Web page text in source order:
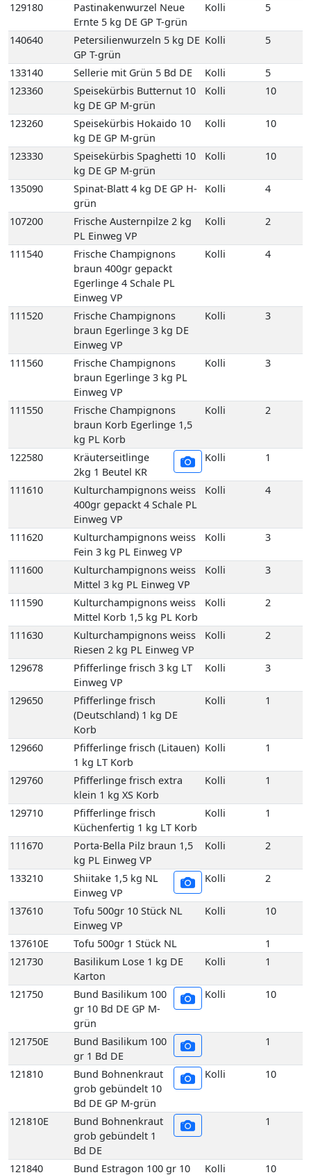
129180
Pastinakenwurzel Neue
Ernte 5 kg DE GP T-grün
Kolli 5
140640
Petersilienwurzeln 5 kg DE
GP T-grün
Kolli 5
133140 Sellerie mit Grün 5 Bd DE Kolli
5
123360
Speisekürbis Butternut 10
kg DE GP M-grün
Kolli 10
123260
Speisekürbis Hokaido 10
kg DE GP M-grün
Kolli 10
123330
Speisekürbis Spaghetti 10
kg DE GP M-grün
Kolli 10
135090
Spinat-Blatt 4 kg DE GP H-
grün
Kolli 4
107200
Frische Austernpilze 2 kg
PL Einweg VP
Kolli 2
111540
Frische Champignons
braun 400gr gepackt
Egerlinge 4 Schale PL
Einweg VP
Kolli 4
111520
Frische Champignons
braun Egerlinge 3 kg DE
Einweg VP
Kolli 3
111560
Frische Champignons
braun Egerlinge 3 kg PL
Einweg VP
Kolli 3
111550
Frische Champignons
braun Korb Egerlinge 1,5
kg PL Korb
Kolli 2
122580
Kräuterseitlinge
2kg 1 Beutel KR
Kolli 1
111610
Kulturchampignons weiss
400gr gepackt 4 Schale PL
Einweg VP
Kolli 4
111620
Kulturchampignons weiss
Fein 3 kg PL Einweg VP
Kolli 3
111600
Kulturchampignons weiss
Mittel 3 kg PL Einweg VP
Kolli 3
111590
Kulturchampignons weiss
Mittel Korb 1,5 kg PL Korb
Kolli 2
111630
Kulturchampignons weiss
Riesen 2 kg PL Einweg VP
Kolli 2
129678
Pfifferlinge frisch 3 kg LT
Einweg VP
Kolli 3
129650
Pfifferlinge frisch
(Deutschland) 1 kg DE
Korb
Kolli 1
129660
Pfifferlinge frisch (Litauen)
1 kg LT Korb
Kolli 1
129760
Pfifferlinge frisch extra
klein 1 kg XS Korb
Kolli 1
129710
Pfifferlinge frisch
Küchenfertig 1 kg LT Korb
Kolli 1
111670
Porta-Bella Pilz braun 1,5
kg PL Einweg VP
Kolli 2
133210
Shiitake 1,5 kg NL
Einweg VP
Kolli 2
137610
Tofu 500gr 10 Stück NL
Einweg VP
Kolli 10
137610E Tofu 500gr 1 Stück NL
1
121730
Basilikum Lose 1 kg DE
Karton
Kolli 1
121750
Bund Basilikum 100
gr 10 Bd DE GP M-
grün
Kolli 10
121750E
Bund Basilikum 100
gr 1 Bd DE
1
121810
Bund Bohnenkraut
grob gebündelt 10
Bd DE GP M-grün
Kolli 10
121810E
Bund Bohnenkraut
grob gebündelt 1
Bd DE
1
121840 Bund Estragon 100 gr 10 Kolli 10